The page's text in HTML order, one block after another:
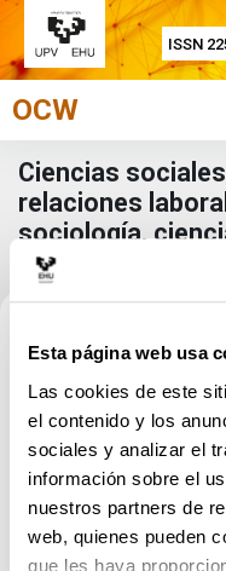
Esta página web usa
Las cookies de este
el contenido y los
sociales y analizar el
información sobre el
nuestros partners de
web, quienes pueden
que les haya
ISSN
Salta al contenido principal
OCW
Ciencias
relaciones
sociología,
internacionales
Categorías
Buscar cursos
2021
2018
2016